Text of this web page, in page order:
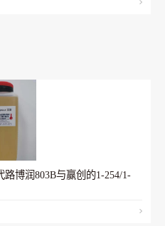
路博润803B与赢创的1-254/1-